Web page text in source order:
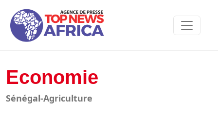
Economie
Sénégal-Agriculture